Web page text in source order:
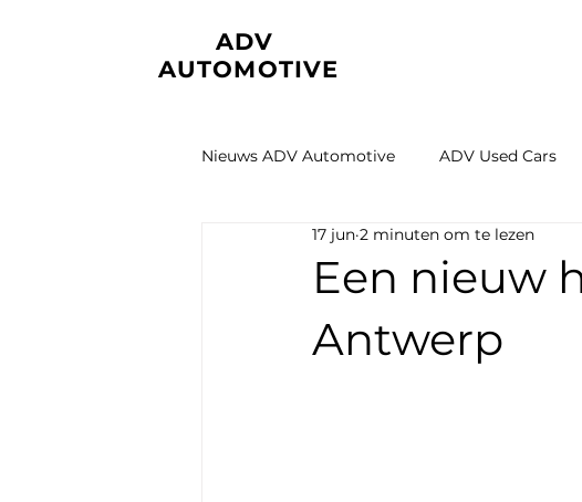
ADV
AUTOMOTIVE
Nieuws ADV Automotive ADV Used Cars
Een nieuw
Antwerp
17 jun 2 minuten om te lezen